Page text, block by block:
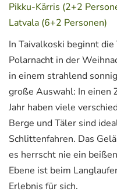
Pikku-Kärris (2+2
Latvala (6+2 Personen)
In Taivalkoski beginnt
Polarnacht in der
in einem strahlend
große Auswahl: In einen
Jahr haben viele
Berge und Täler sind
Schlittenfahren. Das
es herrscht nie ein
Ebene ist beim
Erlebnis für sich.